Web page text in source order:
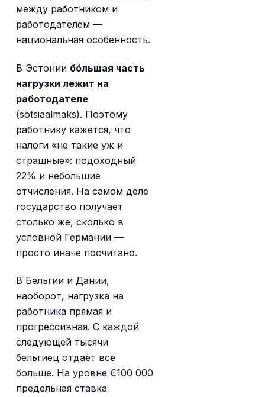
между работником и
работодателем —
национальная особенность.
В Эстонии бóльшая часть
нагрузки лежит на
работодателе
(sotsiaalmaks). Поэтому
работнику кажется, что
налоги «не такие уж и
страшные»: подоходный
22% и небольшие
отчисления. На самом деле
государство получает
столько же, сколько в
условной Германии —
просто иначе посчитано.
В Бельгии и Дании,
наоборот, нагрузка на
работника прямая и
прогрессивная. С каждой
следующей тысячи
бельгиец отдаёт всё
больше. На уровне €100 000
предельная ставка